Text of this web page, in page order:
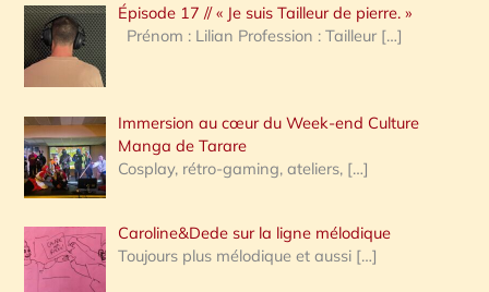
h
e
:
Épisode 17 // « Je suis Tailleur de pierre. »
Prénom : Lilian Profession : Tailleur […]
Immersion au cœur du Week-end Culture
Manga de Tarare
Cosplay, rétro-gaming, ateliers, […]
Caroline&Dede sur la ligne mélodique
Toujours plus mélodique et aussi […]